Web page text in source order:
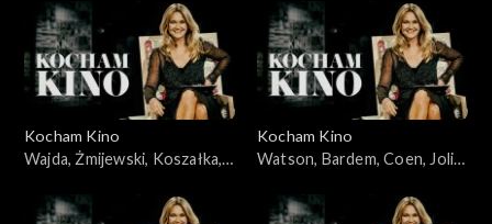
03.06.2008
Kocham Kino
Wajda, Żmijewski, Koszałka,
Kocham Kino
Watson, Bardem, Coen, Jolie,